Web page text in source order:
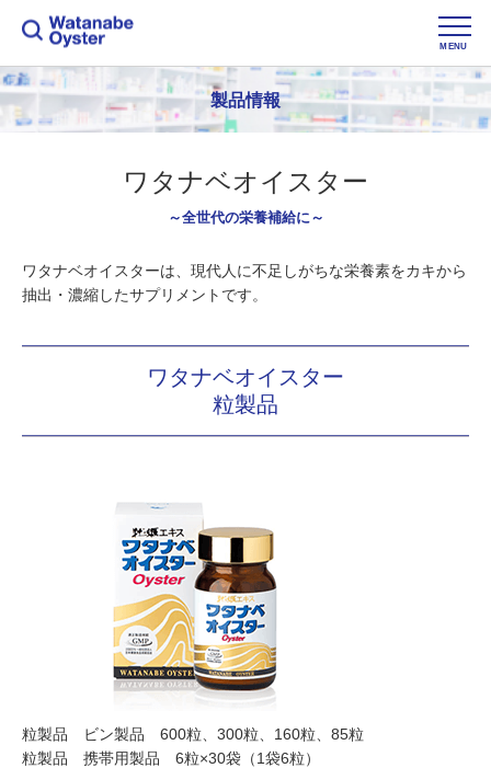
MENU
製品情報
ワタナベオイスター
～全世代の栄養補給に～
ワタナベオイスターは、現代人に不足しがちな栄養素をカキから
抽出・濃縮したサプリメントです。
ワタナベオイスター
粒製品
粒製品 ビン製品 600粒、300粒、160粒、85粒
粒製品 携帯用製品 6粒×30袋（1袋6粒）